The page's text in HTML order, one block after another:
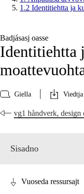
1.2 Identitiehtta ja
Badjásasj oasse
Identitiehtta
Giella Viedtja
vg1 håndverk,
Sisadno
Vuoseda ressursajt